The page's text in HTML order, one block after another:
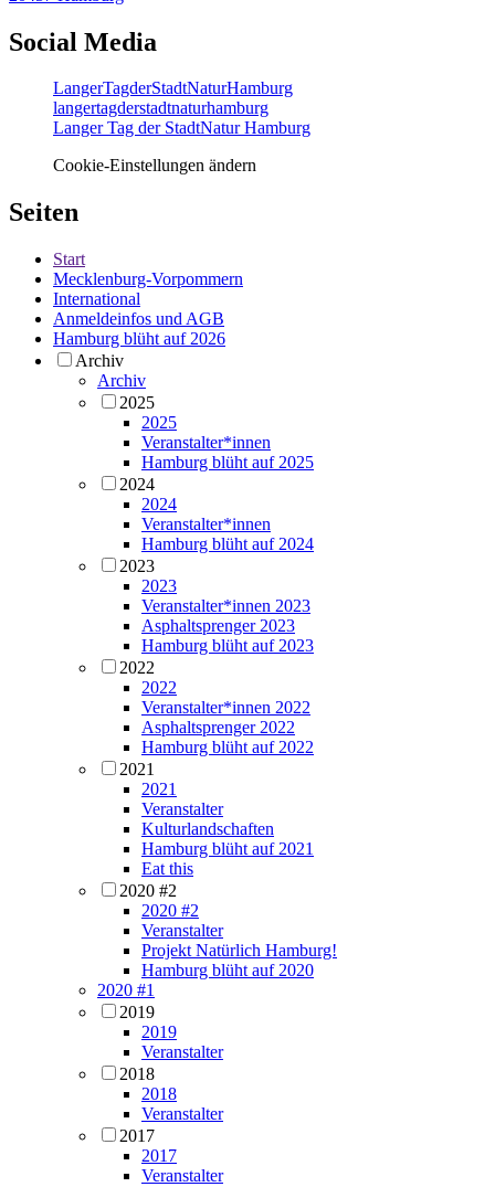
Social Media
LangerTagderStadtNaturHamburg
langertagderstadtnaturhamburg
Langer Tag der StadtNatur Hamburg
Cookie-Einstellungen ändern
Seiten
Start
Mecklenburg-Vorpommern
International
Anmeldeinfos und AGB
Hamburg blüht auf 2026
Archiv
Archiv
2025
2025
Veranstalter*innen
Hamburg blüht auf 2025
2024
2024
Veranstalter*innen
Hamburg blüht auf 2024
2023
2023
Veranstalter*innen 2023
Asphaltsprenger 2023
Hamburg blüht auf 2023
2022
2022
Veranstalter*innen 2022
Asphaltsprenger 2022
Hamburg blüht auf 2022
2021
2021
Veranstalter
Kulturlandschaften
Hamburg blüht auf 2021
Eat this
2020 #2
2020 #2
Veranstalter
Projekt Natürlich Hamburg!
Hamburg blüht auf 2020
2020 #1
2019
2019
Veranstalter
2018
2018
Veranstalter
2017
2017
Veranstalter